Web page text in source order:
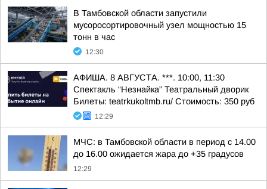
В Тамбовской области запустили
мусоросортировочный узел мощностью 15
тонн в час
12:30
АФИША. 8 АВГУСТА. ***. 10:00, 11:30
Спектакль “Незнайка” Театральный дворик
Билеты: teatrkukoltmb.ru/ Стоимость: 350 руб
12:29
МЧС: в Тамбовской области в период с 14.00
до 16.00 ожидается жара до +35 градусов
12:29